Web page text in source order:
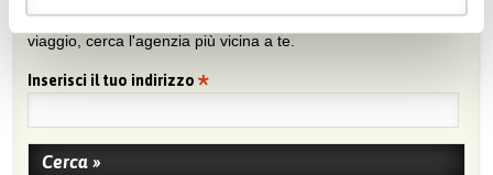
Sei interessato ai nostri tour? Fatti consigliare da un agente di
viaggio, cerca l'agenzia più vicina a te.
Inserisci il tuo indirizzo